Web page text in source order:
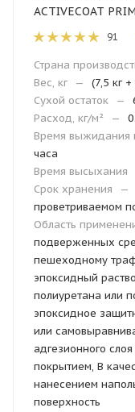
ACTIVECOAT
91
Страна
Вес, кг
—
(7,5 кг +
Сухой остаток
—
Расход, кг/м²
—
Время выжидания
часа
Время высыхания
Срок хранения
—
проветриваемом
Область
подверженных
пешеходному
эпоксидный
полиуретана или
эпоксидное
или
адгезионного
покрытием, В
нанесением
поверхность